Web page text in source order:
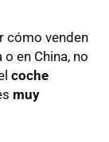
cómo venden
en China, no
coche
muy